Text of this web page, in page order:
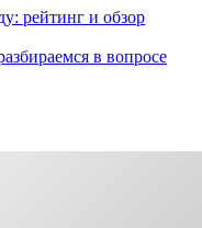
рейтинг и обзор
в вопросе